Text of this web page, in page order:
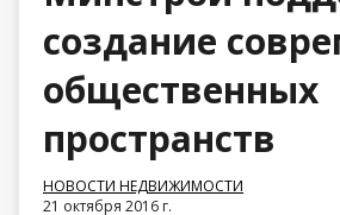
создание
общественных
пространств
НОВОСТИ НЕДВИЖИМОСТИ
21 октября 2016 г.